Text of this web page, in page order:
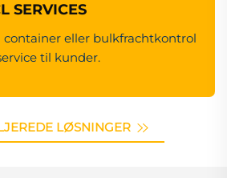
SERVICES
container eller bulkfrachtkontrol
til kunder.
LØSNINGER